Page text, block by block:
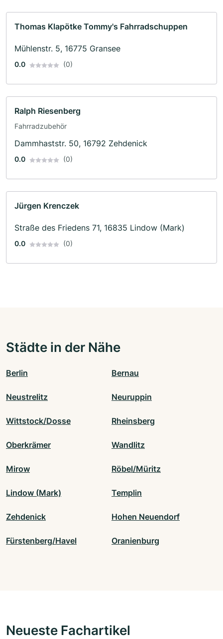
Thomas Klapötke Tommy's Fahrradschuppen
Mühlenstr. 5, 16775 Gransee
0.0 (0)
Ralph Riesenberg
Fahrradzubehör
Dammhaststr. 50, 16792 Zehdenick
0.0 (0)
Jürgen Krenczek
Straße des Friedens 71, 16835 Lindow (Mark)
0.0 (0)
Städte in der Nähe
Berlin Bernau
Neustrelitz Neuruppin
Wittstock/Dosse Rheinsberg
Oberkrämer Wandlitz
Mirow Röbel/Müritz
Lindow (Mark) Templin
Zehdenick Hohen Neuendorf
Fürstenberg/Havel Oranienburg
Neueste Fachartikel